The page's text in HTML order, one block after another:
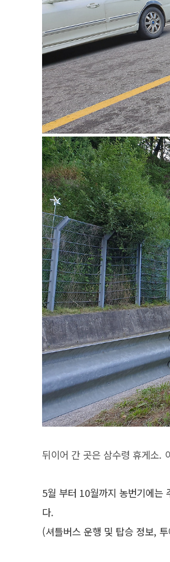
뒤이어 간 곳은 삼수령 휴게소.
5월 부터 10월까지 농번기에는
다.
(셔틀버스 운행 및 탑승 정보,